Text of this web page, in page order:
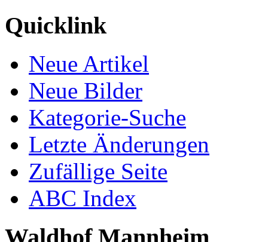
Quicklink
Neue Artikel
Neue Bilder
Kategorie-Suche
Letzte Änderungen
Zufällige Seite
ABC Index